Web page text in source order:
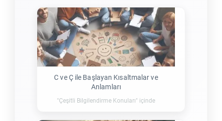
C ve Ç ile Başlayan Kısaltmalar ve
Anlamları
"Çeşitli Bilgilendirme Konuları" içinde